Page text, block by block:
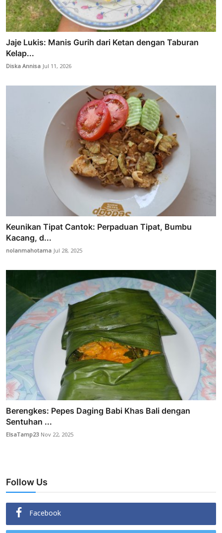
Jaje Lukis: Manis Gurih dari Ketan dengan Taburan
Kelap...
Diska AnnisaJul 11, 2026
Keunikan Tipat Cantok: Perpaduan Tipat, Bumbu
Kacang, d...
nolanmahotamaJul 28, 2025
Berengkes: Pepes Daging Babi Khas Bali dengan
Sentuhan ...
ElsaTamp23 Nov 22, 2025
Follow Us
Facebook